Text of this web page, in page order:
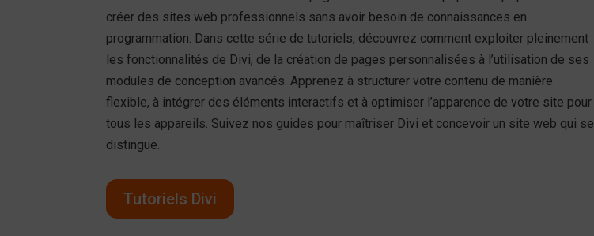
créer des sites web professionnels sans avoir besoin de connaissances en
programmation. Dans cette série de tutoriels, découvrez comment exploiter pleinement
les fonctionnalités de Divi, de la création de pages personnalisées à l’utilisation de ses
modules de conception avancés. Apprenez à structurer votre contenu de manière
flexible, à intégrer des éléments interactifs et à optimiser l’apparence de votre site pour
tous les appareils. Suivez nos guides pour maîtriser Divi et concevoir un site web qui se
distingue.
Tutoriels Divi